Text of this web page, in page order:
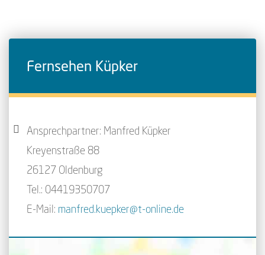
Fernsehen Küpker
Ansprechpartner: Manfred Küpker
Kreyenstraße 88
26127 Oldenburg
Tel.: 04419350707
E-Mail: manfred.kuepker@t-online.de